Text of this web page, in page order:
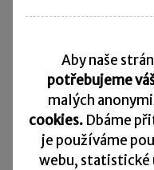
10. 8. 2026
Splatnost daně za
20. 8. 2026
Měsíční odvod úhrnu
fyzických osob ze
Aby naše
potřebujeme
malých
cookies. Dbáme
je používáme
webu, statistické